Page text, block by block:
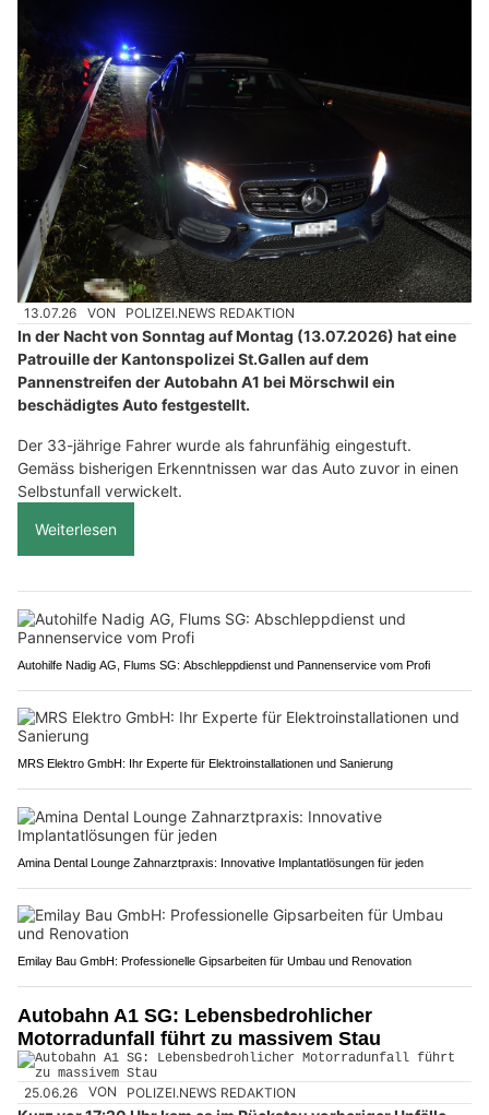
13.07.26 VON POLIZEI.NEWS REDAKTION
In der Nacht von Sonntag auf Montag (13.07.2026) hat eine
Patrouille der Kantonspolizei St.Gallen auf dem
Pannenstreifen der Autobahn A1 bei Mörschwil ein
beschädigtes Auto festgestellt.
Der 33-jährige Fahrer wurde als fahrunfähig eingestuft.
Gemäss bisherigen Erkenntnissen war das Auto zuvor in einen
Selbstunfall verwickelt.
Weiterlesen
Autohilfe Nadig AG, Flums SG: Abschleppdienst und Pannenservice vom Profi
MRS Elektro GmbH: Ihr Experte für Elektroinstallationen und Sanierung
Amina Dental Lounge Zahnarztpraxis: Innovative Implantatlösungen für jeden
Emilay Bau GmbH: Professionelle Gipsarbeiten für Umbau und Renovation
Autobahn A1 SG: Lebensbedrohlicher
Motorradunfall führt zu massivem Stau
25.06.26 VON POLIZEI.NEWS REDAKTION